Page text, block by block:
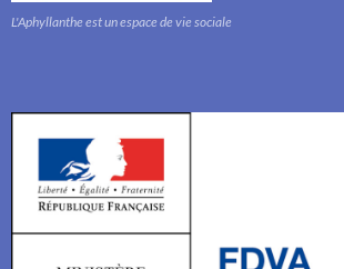
L'Aphyllanthe est un espace de vie sociale